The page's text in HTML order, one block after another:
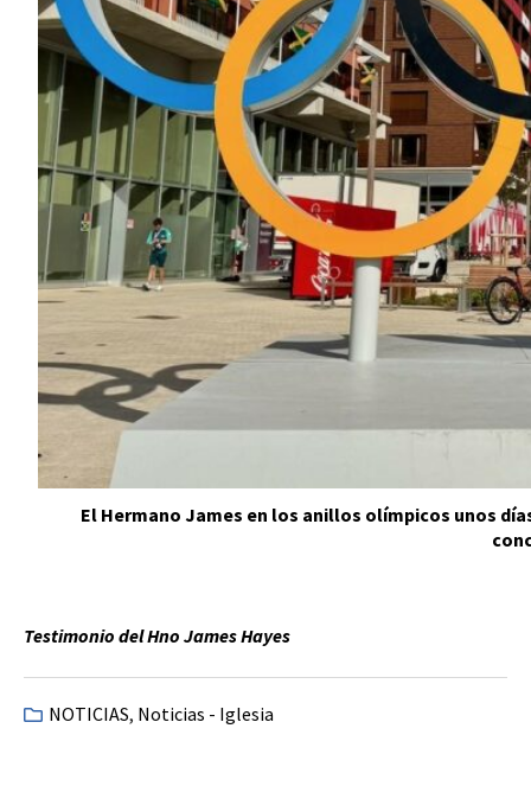
El Hermano James en los anillos olímpicos unos
Testimonio del Hno James Hayes
NOTICIAS, Noticias - Iglesia